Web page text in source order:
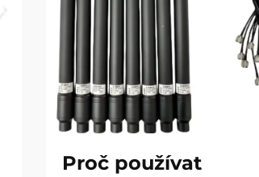
Proč používat